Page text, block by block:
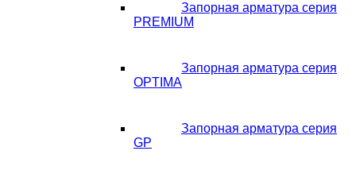
Запорная арматура серия
PREMIUM
Запорная арматура серия
OPTIMA
Запорная арматура серия
GP